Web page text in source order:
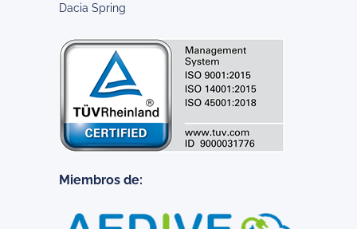
Dacia Spring
Miembros de: